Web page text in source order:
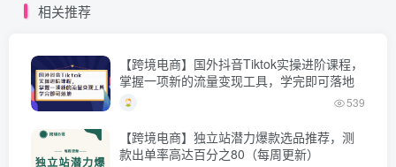
相关推荐
【跨境电商】国外抖音Tiktok实操进阶课程，
掌握一项新的流量变现工具，学完即可落地
539
【跨境电商】独立站潜力爆款选品推荐，测
款出单率高达百分之80（每周更新）